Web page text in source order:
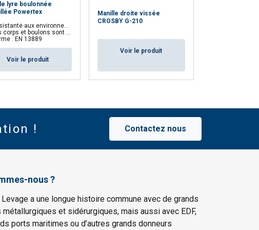
lyre boulonnée
Powertex
aux environnements exigeants
et boulons sont marqués d'un numéro de lot
: EN 13889
Voir le produit
Manille droite vissée
CROSBY G-210
Voir le produit
! Contactez nous
nous ?
a une longue histoire commune avec de grands
métallurgiques et sidérurgiques, mais aussi avec EDF,
ports maritimes ou d’autres grands donneurs